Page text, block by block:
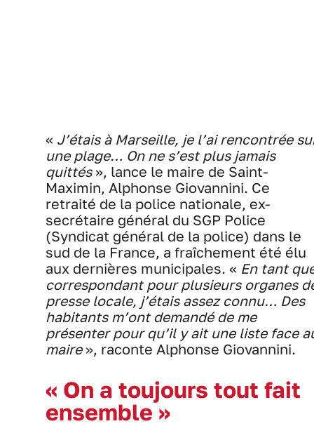
« J’étais à Marseille, je l’ai rencontrée
une plage… On ne s’est plus jamais
quittés », lance le maire de Saint-
Maximin, Alphonse Giovannini. Ce
retraité de la police nationale, ex-
secrétaire général du SGP Police
(Syndicat général de la police) dans le
sud de la France, a fraîchement été élu
aux dernières municipales. « En tant
correspondant pour plusieurs organes
presse locale, j’étais assez connu… Des
habitants m’ont demandé de me
présenter pour qu’il y ait une liste face
maire», raconte Alphonse Giovannini.
« On a toujours tout fait
ensemble »